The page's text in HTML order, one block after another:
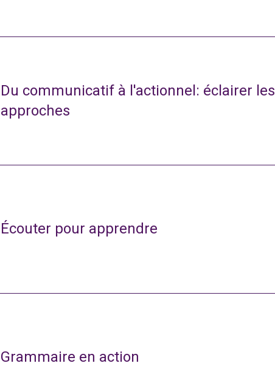
Du communicatif à l'actionnel: éclairer les
approches
Écouter pour apprendre
Grammaire en action